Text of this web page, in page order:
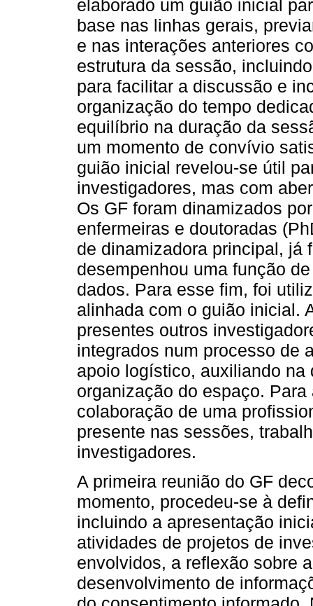
elaborado um guião inicial
base nas linhas gerais,
e nas interações anteriores
estrutura da sessão,
para facilitar a discussão e
organização do tempo
equilíbrio na duração da
um momento de convívio
guião inicial revelou-se útil
investigadores, mas com
Os GF foram dinamizados
enfermeiras e doutoradas
de dinamizadora principal, já
desempenhou uma função
dados. Para esse fim, foi
alinhada com o guião inicial.
presentes outros
integrados num processo de
apoio logístico, auxiliando
organização do espaço.
colaboração de uma
presente nas sessões,
investigadores.
A primeira reunião do GF
momento, procedeu-se à
incluindo a apresentação
atividades de projetos de
envolvidos, a reflexão sobre
desenvolvimento de